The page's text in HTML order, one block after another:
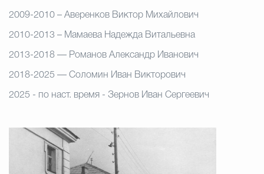
2009-2010 – Аверенков Виктор Михайлович
2010-2013 – Мамаева Надежда Витальевна
2013-2018 — Романов Александр Иванович
2018-2025 — Соломин Иван Викторович
2025 - по наст. время - Зернов Иван Сергеевич